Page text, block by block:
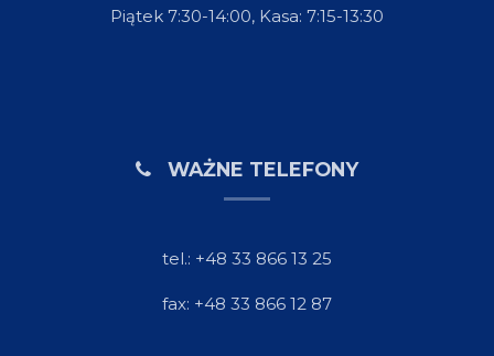
Piątek 7:30-14:00, Kasa: 7:15-13:30
WAŻNE TELEFONY
tel.: +48 33 866 13 25
fax: +48 33 866 12 87